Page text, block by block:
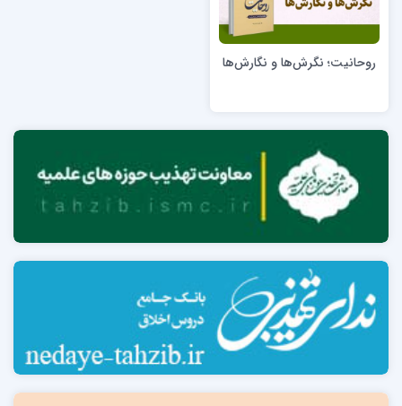
روحانیت؛ نگرش‌ها و نگارش‌ها